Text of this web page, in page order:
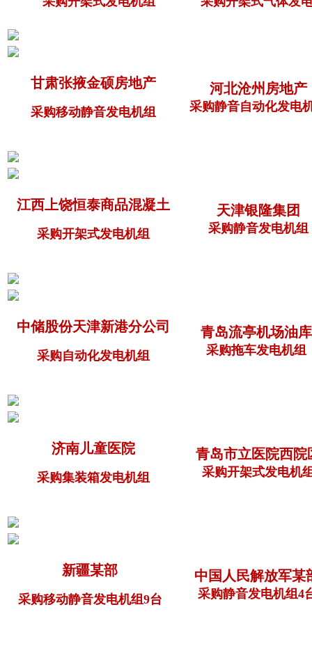
甘肃张掖金硕房地产
采购移动静音发电机组
河北沧州房地产
采购静音自动化发电
江西上饶恒泰商品混凝土
采购开架式发电机组
天津银隆集团
采购静音发电机组
中储股份天津新港分公司
采购自动化发电机组
青岛流亭机场油库
采购拖车发电机组
济南儿童医院
采购集装箱发电机组
青岛市立医院西院
采购开架式发电机
新疆某部
采购移动静音发电机组9台
中国人民解放军某
采购静音发电机组4